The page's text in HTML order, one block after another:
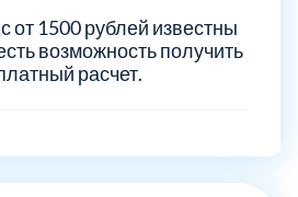
от 1500 рублей известны
возможность получить
расчет.